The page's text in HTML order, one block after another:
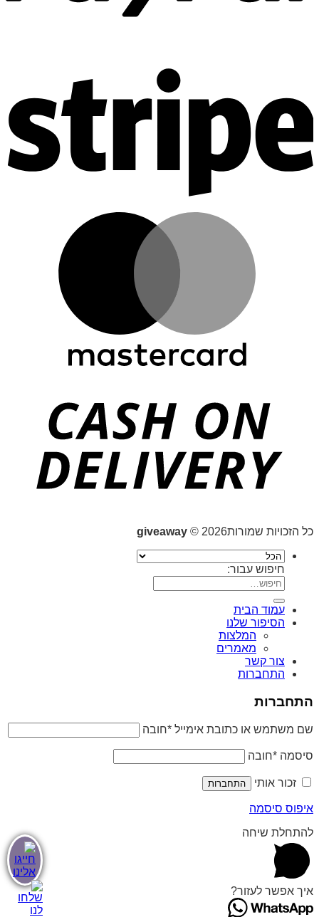
כל הזכויות שמורות2026 © giveaway
חיפוש עבור:
עמוד הבית
הסיפור שלנו
המלצות
מאמרים
צור קשר
התחברות
התחברות
שם משתמש או כתובת אימייל *חובה
סיסמה *חובה
זכור אותי התחברות
איפוס סיסמה
להתחלת שיחה
איך אפשר לעזור?